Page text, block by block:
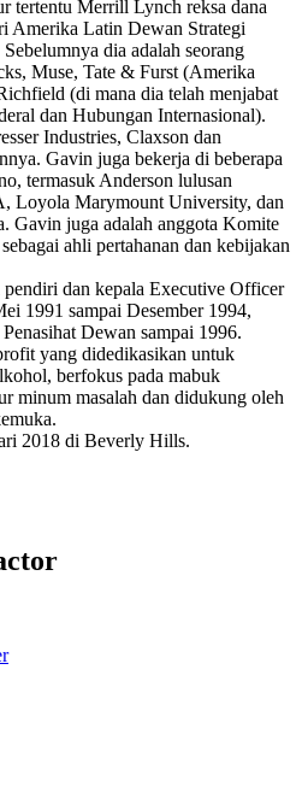
tertentu Merrill Lynch reksa dana
Amerika Latin Dewan Strategi
dia adalah seorang
Muse, Tate & Furst (Amerika
(di mana dia telah menjabat
dan Hubungan Internasional).
Industries, Claxson dan
Gavin juga bekerja di beberapa
termasuk Anderson lulusan
Loyola Marymount University, dan
Gavin juga adalah anggota Komite
ahli pertahanan dan kebijakan
pendiri dan kepala Executive Officer
1991 sampai Desember 1994,
Dewan sampai 1996.
yang didedikasikan untuk
berfokus pada mabuk
minum masalah dan didukung oleh
2018 di Beverly Hills.